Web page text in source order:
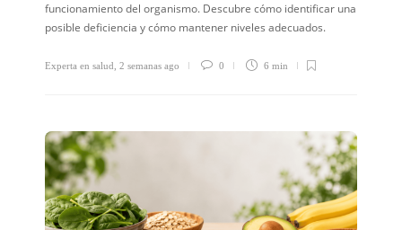
funcionamiento del organismo. Descubre cómo identificar una
posible deficiencia y cómo mantener niveles adecuados.
Experta en salud 2 semanas ago 0 6 min